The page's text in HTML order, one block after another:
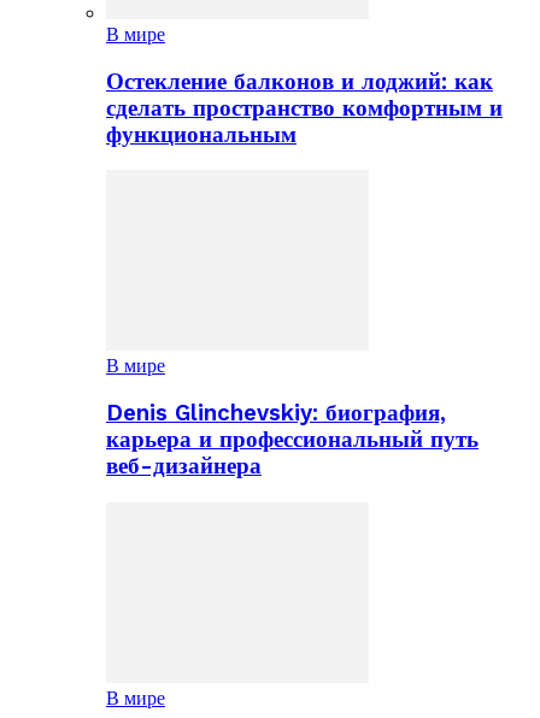
В мире
Остекление балконов и лоджий: как
сделать пространство комфортным и
функциональным
В мире
Denis Glinchevskiy: биография,
карьера и профессиональный путь
веб-дизайнера
В мире